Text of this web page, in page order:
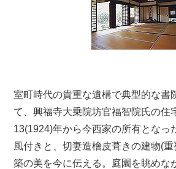
室町時代の貴重な遺構で典型的な書
て、興福寺大乗院坊官福智院氏の住
13(1924)年から今西家の所有となっ
風付きと、切妻造檜皮葺きの建物(
築の美を今に伝える。庭園を眺めな